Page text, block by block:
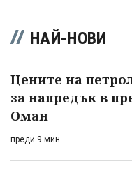
НАЙ-НОВИ
Цените на
за напредък в
Оман
преди 9 мин